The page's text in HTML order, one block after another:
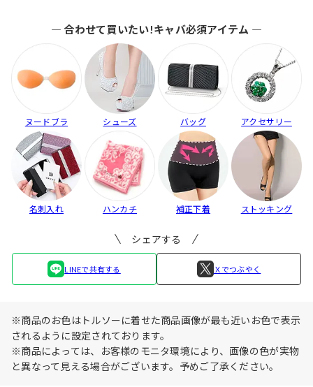
― 合わせて買いたい!キャバ必須アイテム ―
ヌードブラ シューズ バッグ アクセサリー
名刺入れ ハンカチ 補正下着 ストッキング
シェアする
LINEで共有する Ｘでつぶやく
※商品のお色はトルソーに着せた商品画像が最も近いお色で表示
されるように設定されております。
※商品によっては、お客様のモニタ環境により、画像の色が実物
と異なって見える場合がございます。予めご了承ください。